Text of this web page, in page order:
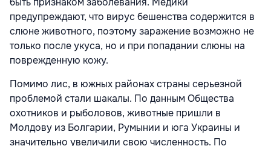
предупреждают, что вирус бешенства содержится в
слюне животного, поэтому заражение возможно не
только после укуса, но и при попадании слюны на
поврежденную кожу.
Помимо лис, в южных районах страны серьезной
проблемой стали шакалы. По данным Общества
охотников и рыболовов, животные пришли в
Молдову из Болгарии, Румынии и юга Украины и
значительно увеличили свою численность. По